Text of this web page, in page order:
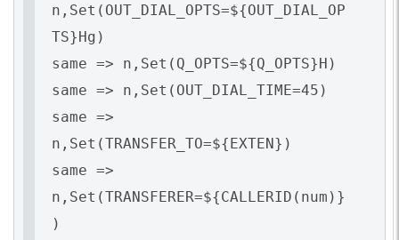
n,Set(OUT_DIAL_OPTS=${OUT_DIAL_OP
TS}Hg)
same => n,Set(Q_OPTS=${Q_OPTS}H)
same => n,Set(OUT_DIAL_TIME=45)
same =>
n,Set(TRANSFER_TO=${EXTEN})
same =>
n,Set(TRANSFERER=${CALLERID(num)}
)